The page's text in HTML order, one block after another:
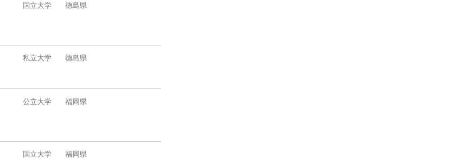
国立大学 徳島県
私立大学 徳島県
公立大学 福岡県
国立大学 福岡県